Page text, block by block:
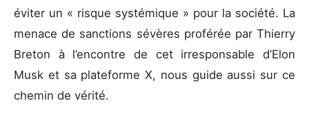
éviter un « risque systémique » pour la société. La
menace de sanctions sévères proférée par Thierry
Breton à l’encontre de cet irresponsable d’Elon
Musk et sa plateforme X, nous guide aussi sur ce
chemin de vérité.